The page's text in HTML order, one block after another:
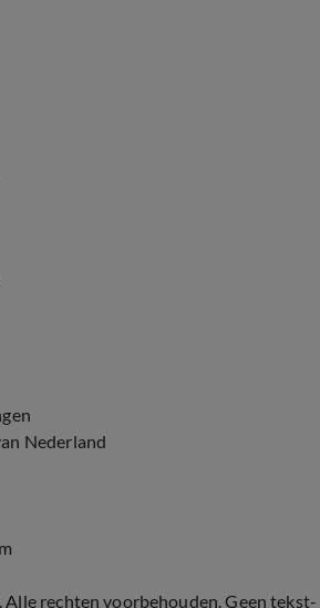
Nederland
Alle rechten voorbehouden. Geen tekst-